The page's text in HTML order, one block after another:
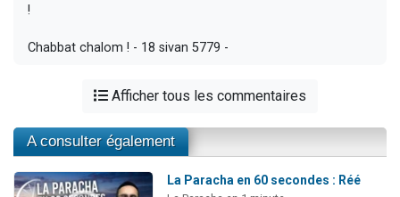
!
Chabbat chalom ! - 18 sivan 5779 -
Afficher tous les commentaires
A consulter également
La Paracha en 60 secondes : Réé